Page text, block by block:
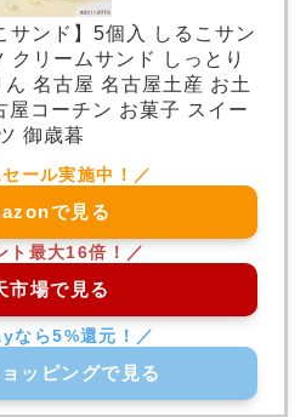
サンド】5個入 しるこサン
クリームサンド しっとり
名古屋 名古屋土産 お土
屋コーチン お菓子 スイー
御歳暮
で見る
市場で見る
ッピングで見る